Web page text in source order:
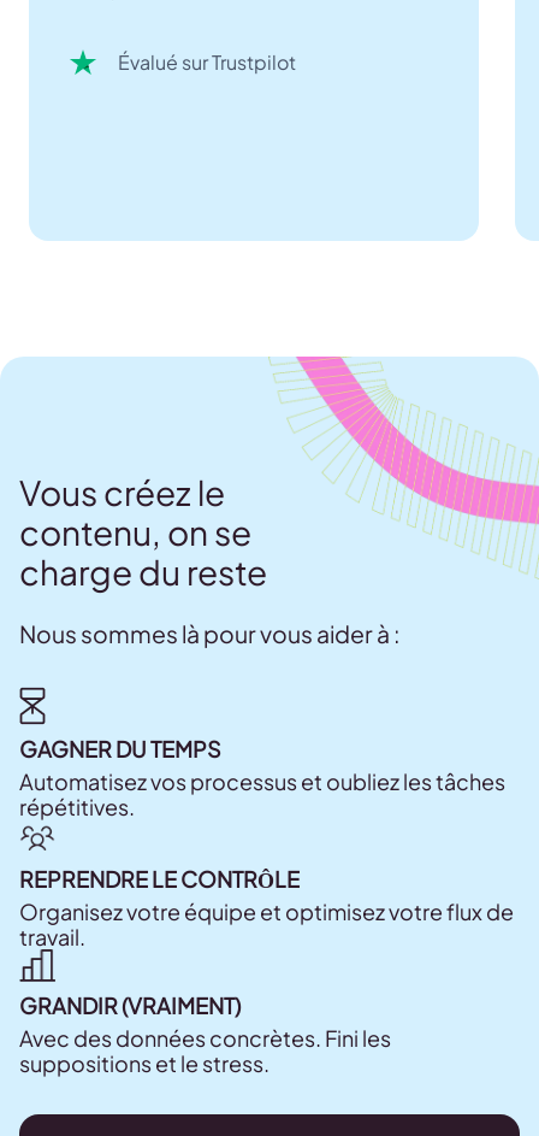
Évalué sur Trustpilot
Vous créez le
contenu, on se
charge du reste
Nous sommes là pour vous aider à :
GAGNER DU TEMPS
Automatisez vos processus et oubliez les tâches
répétitives.
REPRENDRE LE CONTRÔLE
Organisez votre équipe et optimisez votre flux de
travail.
GRANDIR (VRAIMENT)
Avec des données concrètes. Fini les
suppositions et le stress.